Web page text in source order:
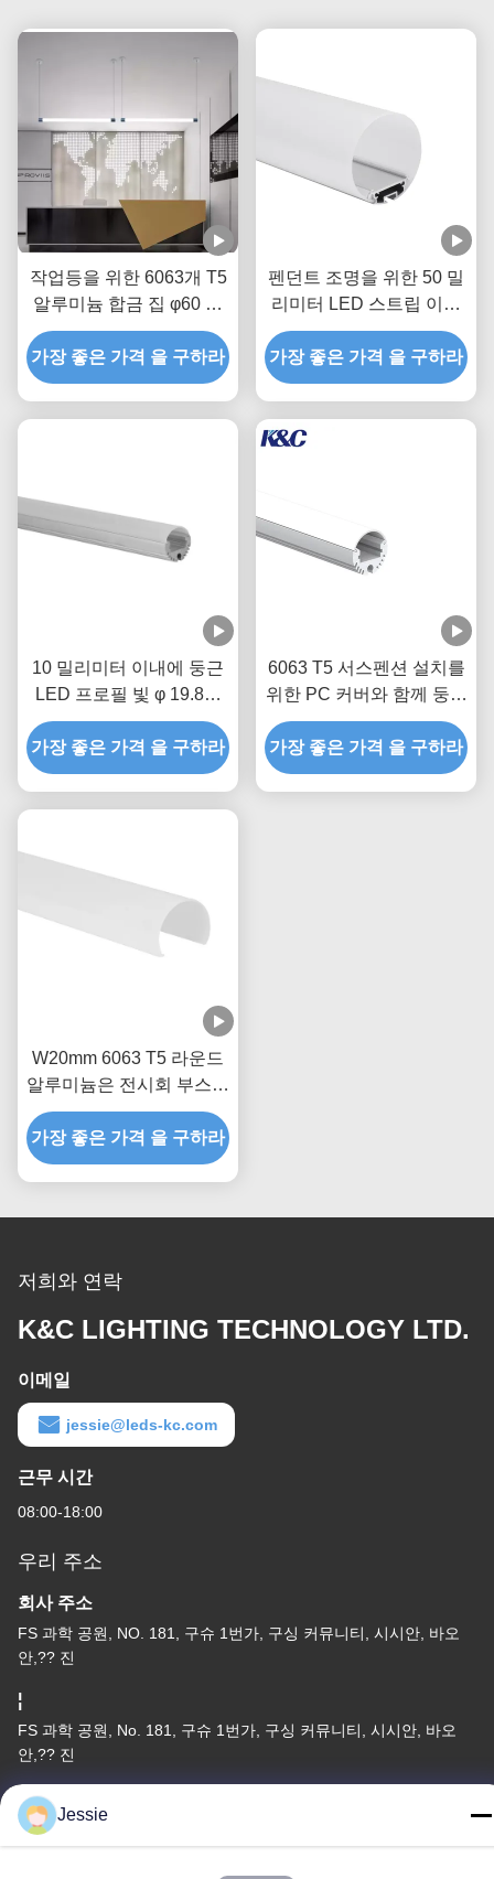
작업등을 위한 6063개 T5
알루미늄 합금 집 φ60 라
운드 LED 프로필
가장 좋은 가격 을 구하라
펜던트 조명을 위한 50 밀
리미터 LED 스트립 이내
에 스트립 프로필 LED 알
루미늄 통로 φ120
가장 좋은 가격 을 구하라
10 밀리미터 이내에 둥근
LED 프로필 빛 φ 19.8은
작업등을 위한 스트립을
이끌었습니다
가장 좋은 가격 을 구하라
6063 T5 서스펜션 설치를
위한 PC 커버와 함께 둥근
LED 엑스트루션
가장 좋은 가격 을 구하라
W20mm 6063 T5 라운드
알루미늄은 전시회 부스를
위한 프로필을 이끌었습니
다
가장 좋은 가격 을 구하라
저희와 연락
K&C LIGHTING TECHNOLOGY LTD.
이메일
jessie@leds-kc.com
근무 시간
08:00-18:00
우리 주소
회사 주소
FS 과학 공원, NO. 181, 구슈 1번가, 구싱 커뮤니티, 시시안, 바오
안,?? 진
¦
FS 과학 공원, No. 181, 구슈 1번가, 구싱 커뮤니티, 시시안, 바오
안,?? 진
전화
86-0755-22300563
Jessie